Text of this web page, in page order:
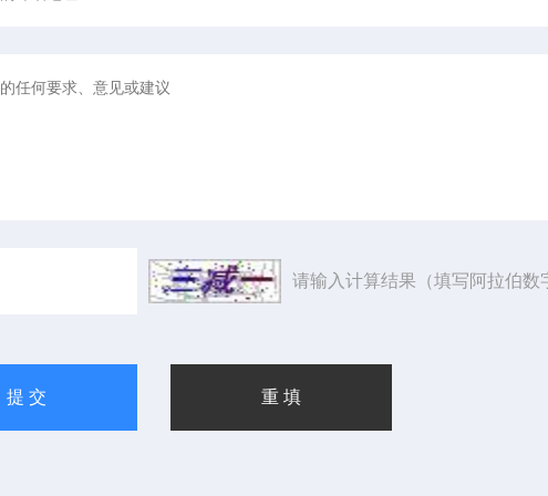
请输入计算结果（填写阿拉伯数